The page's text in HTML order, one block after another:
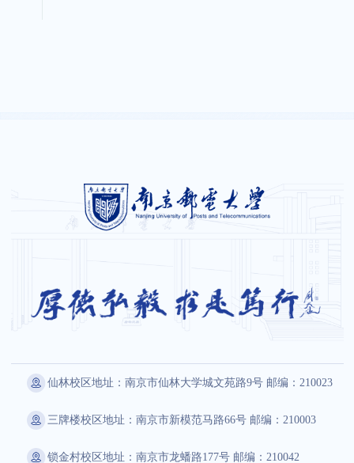
仙林校区地址：南京市仙林大学城文苑路9号 邮编：210023
三牌楼校区地址：南京市新模范马路66号 邮编：210003
锁金村校区地址：南京市龙蟠路177号 邮编：210042